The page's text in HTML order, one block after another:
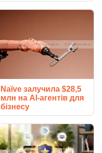
Naïve залучила $28,5
млн на AI-агентів для
бізнесу